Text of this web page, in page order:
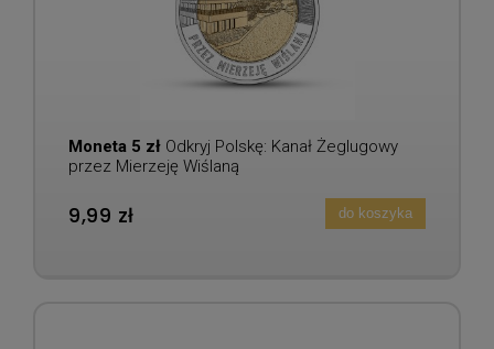
Moneta 5 zł Odkryj Polskę: Kanał Żeglugowy
przez Mierzeję Wiślaną
9,99 zł do koszyka